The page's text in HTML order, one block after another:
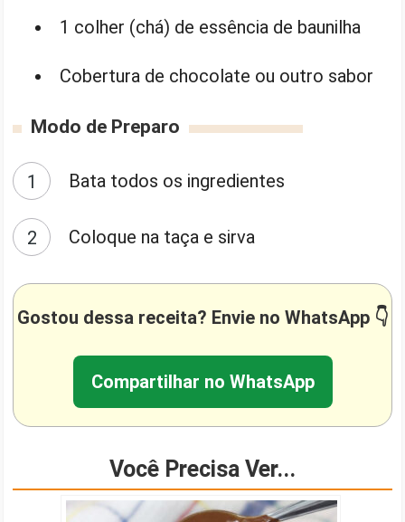
1 colher (chá) de essência de baunilha
Cobertura de chocolate ou outro sabor
Modo de Preparo
Bata todos os ingredientes
Coloque na taça e sirva
Gostou dessa receita? Envie no WhatsApp 👇
Compartilhar no WhatsApp
Você Precisa Ver...